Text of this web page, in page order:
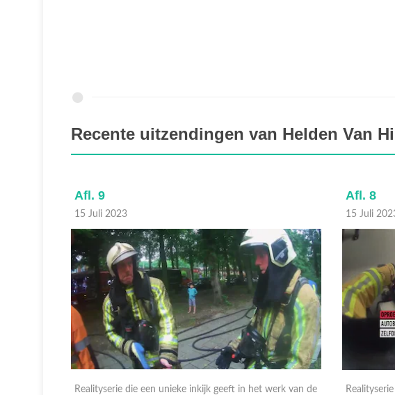
Recente uitzendingen van Helden Van
Afl. 9
15 Juli 2023
Realityserie die een unieke inkijk geeft in het werk van de
Afl. 8
15 Juli